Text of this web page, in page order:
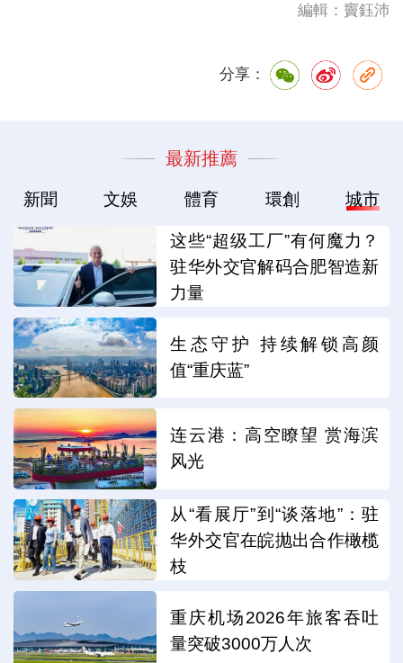
編輯：竇鈺沛
分享：
最新推薦
新聞 文娛 體育 環創 城市
这些“超级工厂”有何魔力？
驻华外交官解码合肥智造新
力量
生态守护 持续解锁高颜
值“重庆蓝”
连云港：高空瞭望 赏海滨
风光
从“看展厅”到“谈落地”：驻
华外交官在皖抛出合作橄榄
枝
重庆机场2026年旅客吞吐
量突破3000万人次